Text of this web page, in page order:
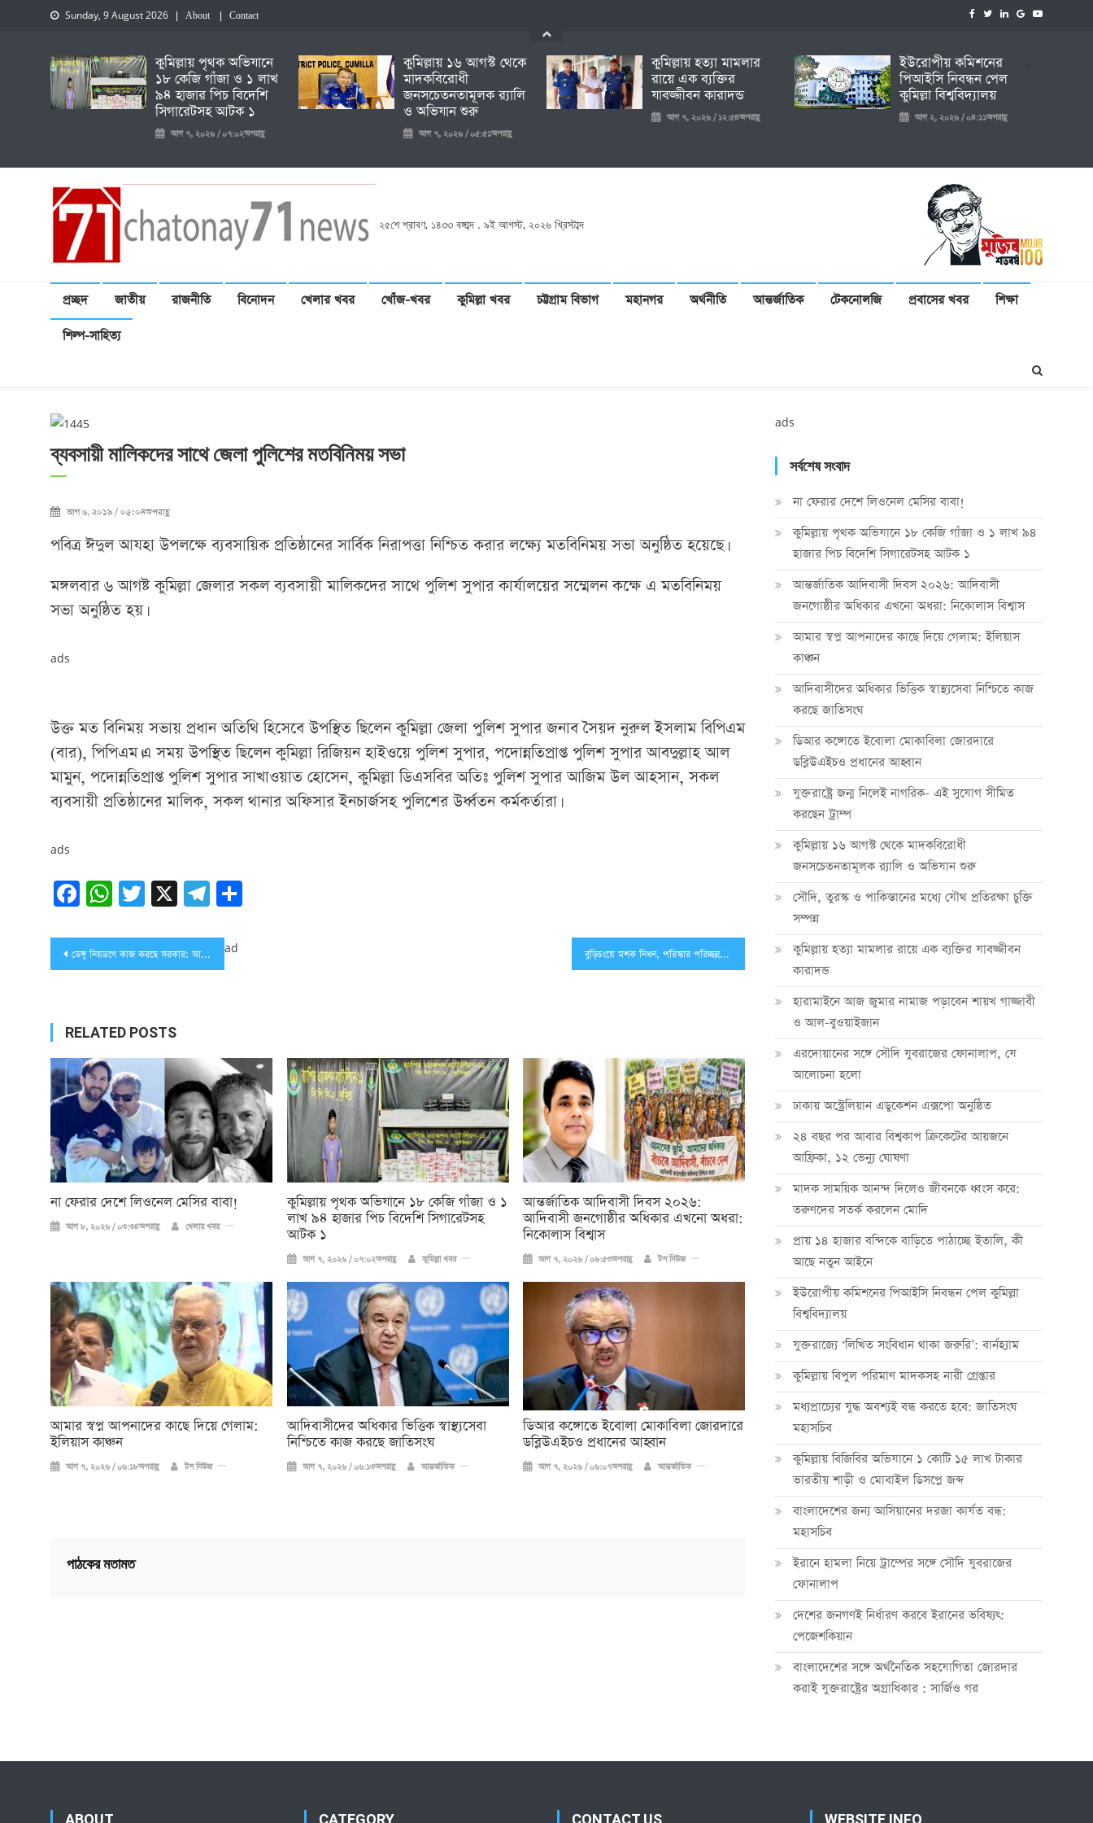
Sunday, 9 August 2026 About Contact
কুমিল্লায় পৃথক অভিযানে
১৮ কেজি গাঁজা ও ১ লাখ
৯৪ হাজার পিচ বিদেশি
সিগারেটসহ আটক ১
আগ ৭, ২০২৬ / ০৭:০২অপরাহ্ণ
কুমিল্লায় ১৬ আগস্ট থেকে
মাদকবিরোধী
জনসচেতনতামূলক র‍্যালি
ও অভিযান শুরু
আগ ৭, ২০২৬ / ০৫:৫১অপরাহ্ণ
কুমিল্লায় হত্যা মামলার
রায়ে এক ব্যক্তির
যাবজ্জীবন কারাদন্ড
আগ ৭, ২০২৬ / ১২:৫৪অপরাহ্ণ
ইউরোপীয় কমিশনের
পিআইসি নিবন্ধন পেল
কুমিল্লা বিশ্ববিদ্যালয়
আগ ২, ২০২৬ / ০৪:১১অপরাহ্ণ
২৫শে শ্রাবণ, ১৪৩৩ বঙ্গাব্দ . ৯ই আগস্ট, ২০২৬ খ্রিস্টাব্দ
প্রচ্ছদ জাতীয় রাজনীতি বিনোদন খেলার খবর খোঁজ-খবর কুমিল্লা খবর চট্টগ্রাম বিভাগ মহানগর অর্থনীতি আন্তর্জাতিক টেকনোলজি প্রবাসের খবর শিক্ষা
শিল্প-সাহিত্য
ব্যবসায়ী মালিকদের সাথে জেলা পুলিশের মতবিনিময় সভা
আগ ৬, ২০১৯ / ০৫:০৪অপরাহ্ণ
পবিত্র ঈদুল আযহা উপলক্ষে ব্যবসায়িক প্রতিষ্ঠানের সার্বিক নিরাপত্তা নিশ্চিত করার লক্ষ্যেমতবিনিময় সভা অনুষ্ঠিত হয়েছে।
মঙ্গলবার ৬ আগষ্ট কুমিল্লা জেলার সকল ব্যবসায়ী মালিকদের সাথে পুলিশ সুপার কার্যালয়ের সম্মেলন কক্ষে এ মতবিনিময়
সভা অনুষ্ঠিত হয়।
ads
উক্ত মত বিনিময় সভায় প্রধান অতিথি হিসেবে উপস্থিত ছিলেন কুমিল্লা জেলা পুলিশ সুপার জনাব সৈয়দ নুরুল ইসলাম বিপিএম
(বার), পিপিএম।এ সময় উপস্থিত ছিলেন কুমিল্লা রিজিয়ন হাইওয়ে পুলিশ সুপার, পদোন্নতিপ্রাপ্ত পুলিশ সুপার আবদুল্লাহ আল
মামুন, পদোন্নতিপ্রাপ্ত পুলিশ সুপার সাখাওয়াত হোসেন, কুমিল্লা ডিএসবির অতিঃ পুলিশ সুপার আজিম উল আহসান, সকল
ব্যবসায়ী প্রতিষ্ঠানের মালিক, সকল থানার অফিসার ইনচার্জসহ পুলিশের উর্ধ্বতন কর্মকর্তারা।
ads
Facebook
WhatsApp
Twitter
X Telegram
Post
ডেঙ্গু নিয়ন্ত্রণে কাজ করছে সরকার: আবুল ফজল মীর বুড়িচংয়ে মশক নিধন, পরিস্কার পরিচ্ছন্নতা অভিযান
ad
RELATED POSTS
না ফেরার দেশে লিওনেল মেসির বাবা!
আগ ৮, ২০২৬ / ০৩:৩৪অপরাহ্ণ খেলার খবর
কুমিল্লায় পৃথক অভিযানে ১৮ কেজি গাঁজা ও ১
লাখ ৯৪ হাজার পিচ বিদেশি সিগারেটসহ
আটক ১
আগ ৭, ২০২৬ / ০৭:০২অপরাহ্ণ কুমিল্লা খবর
আন্তর্জাতিক আদিবাসী দিবস ২০২৬:
আদিবাসী জনগোষ্ঠীর অধিকার এখনো অধরা:
নিকোলাস বিশ্বাস
আগ ৭, ২০২৬ / ০৬:৫৩অপরাহ্ণ টপ নিউজ
আমার স্বপ্ন আপনাদের কাছে দিয়ে গেলাম:
ইলিয়াস কাঞ্চন
আগ ৭, ২০২৬ / ০৬:১৮অপরাহ্ণ টপ নিউজ
আদিবাসীদের অধিকার ভিত্তিক স্বাস্থ্যসেবা
নিশ্চিতে কাজ করছে জাতিসংঘ
আগ ৭, ২০২৬ / ০৬:১৩অপরাহ্ণ আন্তর্জাতিক
ডিআর কঙ্গোতে ইবোলা মোকাবিলা জোরদারে
ডব্লিউএইচও প্রধানের আহ্বান
আগ ৭, ২০২৬ / ০৬:০৭অপরাহ্ণ আন্তর্জাতিক
পাঠকের মতামত
ads
সর্বশেষ সংবাদ
না ফেরার দেশে লিওনেল মেসির বাবা!
কুমিল্লায় পৃথক অভিযানে ১৮ কেজি গাঁজা ও ১ লাখ ৯৪
হাজার পিচ বিদেশি সিগারেটসহ আটক ১
আন্তর্জাতিক আদিবাসী দিবস ২০২৬: আদিবাসী
জনগোষ্ঠীর অধিকার এখনো অধরা: নিকোলাস বিশ্বাস
আমার স্বপ্ন আপনাদের কাছে দিয়ে গেলাম: ইলিয়াস
কাঞ্চন
আদিবাসীদের অধিকার ভিত্তিক স্বাস্থ্যসেবা নিশ্চিতে কাজ
করছে জাতিসংঘ
ডিআর কঙ্গোতে ইবোলা মোকাবিলা জোরদারে
ডব্লিউএইচও প্রধানের আহ্বান
যুক্তরাষ্ট্রে জন্ম নিলেই নাগরিক- এই সুযোগ সীমিত
করছেন ট্রাম্প
কুমিল্লায় ১৬ আগস্ট থেকে মাদকবিরোধী
জনসচেতনতামূলক র‍্যালি ও অভিযান শুরু
সৌদি, তুরস্ক ও পাকিস্তানের মধ্যে যৌথ প্রতিরক্ষা চুক্তি
সম্পন্ন
কুমিল্লায় হত্যা মামলার রায়ে এক ব্যক্তির যাবজ্জীবন
কারাদন্ড
হারামাইনে আজ জুমার নামাজ পড়াবেন শায়খ গাজ্জাবী
ও আল-বুওয়াইজান
এরদোয়ানের সঙ্গে সৌদি যুবরাজের ফোনালাপ, যে
আলোচনা হলো
ঢাকায় অস্ট্রেলিয়ান এডুকেশন এক্সপো অনুষ্ঠিত
২৪ বছর পর আবার বিশ্বকাপ ক্রিকে‌টের আয়জনে
আফ্রিকা, ১২ ভেন্যু ঘোষণা
মাদক সাময়িক আনন্দ দিলেও জীবনকে ধ্বংস করে:
তরুণদের সতর্ক করলেন মোদি
প্রায় ১৪ হাজার বন্দিকে বাড়িতে পাঠাচ্ছে ইতালি, কী
আছে নতুন আইনে
ইউরোপীয় কমিশনের পিআইসি নিবন্ধন পেল কুমিল্লা
বিশ্ববিদ্যালয়
যুক্তরাজ্যে ‘লিখিত সংবিধান থাকা জরুরি’: বার্নহ্যাম
কুমিল্লায় বিপুল পরিমাণ মাদকসহ নারী গ্রেপ্তার
মধ্যপ্রাচ্যের যুদ্ধ অবশ্যই বন্ধ করতে হবে: জাতিসংঘ
মহাসচিব
কুমিল্লায় বিজিবির অভিযানে ১ কোটি ১৫ লাখ টাকার
ভারতীয় শাড়ী ও মোবাইল ডিসপ্লে জব্দ
বাংলাদেশের জন্য আসিয়ানের দরজা কার্যত বন্ধ:
মহাসচিব
ইরানে হামলা নিয়ে ট্রাম্পের সঙ্গে সৌদি যুবরাজের
ফোনালাপ
দেশের জনগণই নির্ধারণ করবে ইরানের ভবিষ্যৎ:
পেজেশকিয়ান
বাংলাদেশের সঙ্গে অর্থনৈতিক সহযোগিতা জোরদার
করাই যুক্তরাষ্ট্রের অগ্রাধিকার : সার্জিও গর
ABOUT CATEGORY CONTACT US WEBSITE INFO